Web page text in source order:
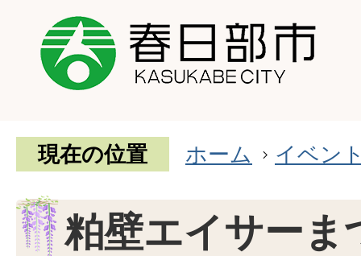
現在の位置 ホーム イベン
粕壁エイサー